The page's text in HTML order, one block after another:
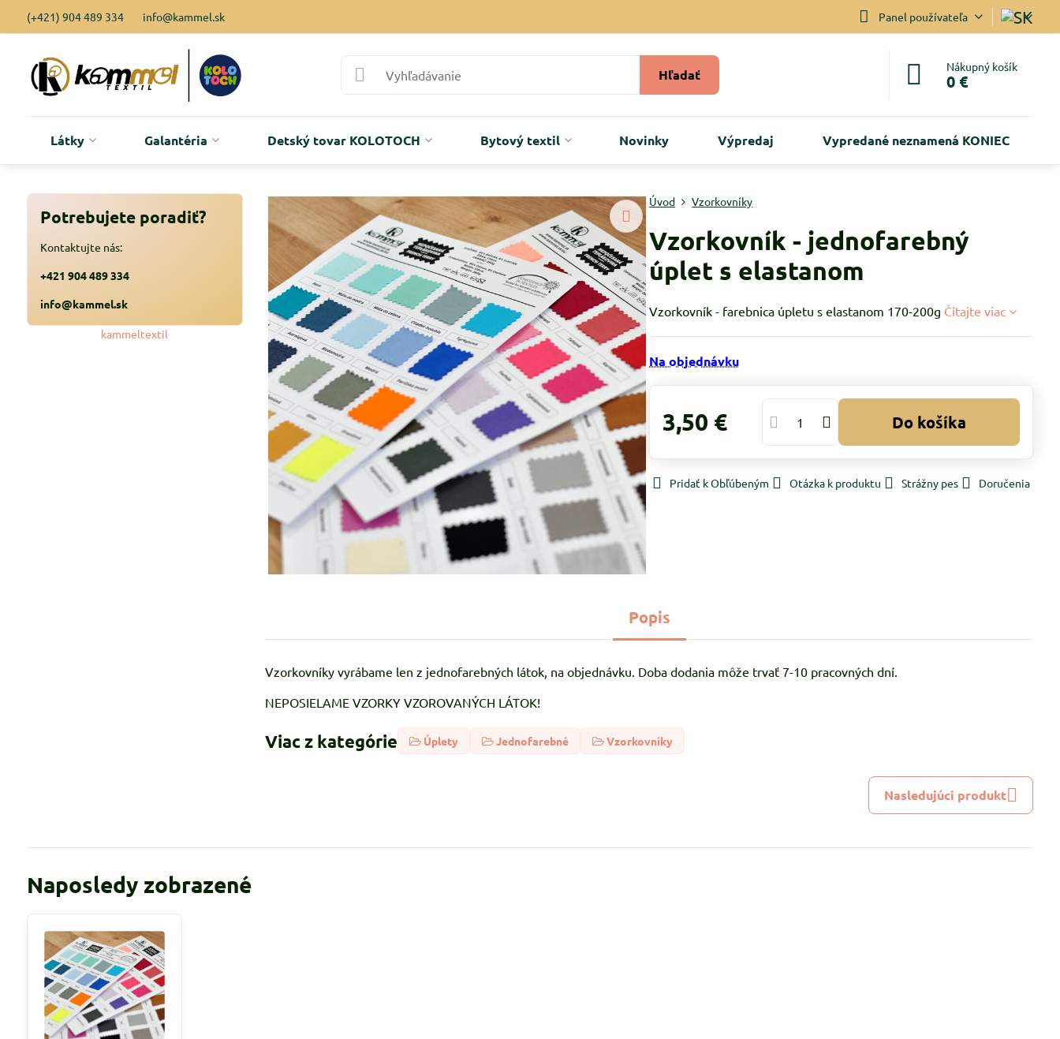
(+421) 904 489 334 info@kammel.sk Panel používateľa
Hľadať Nákupný košík
0 €
Látky Galantéria Detský tovar KOLOTOCH Bytový textil Novinky Výpredaj Vypredané neznamená KONIEC
Úvod Vzorkovníky
Vzorkovník - jednofarebný
úplet s elastanom
Vzorkovník - farebnica úpletu s elastanom 170-200g Čítajte viac
Na objednávku
3,50 € Do košíka
Pridať k Obľúbeným Otázka k produktu Strážny pes Doručenia
Popis
Vzorkovníky vyrábame len z jednofarebných látok, na objednávku. Doba dodania môže trvať 7-10 pracovných dní.
NEPOSIELAME VZORKY VZOROVANÝCH LÁTOK!
Viac z kategórie Úplety Jednofarebné Vzorkovníky
Nasledujúci produkt
Potrebujete poradiť?
Kontaktujte nás:
+421 904 489 334
info@kammel.sk
kammeltextil
Naposledy zobrazené